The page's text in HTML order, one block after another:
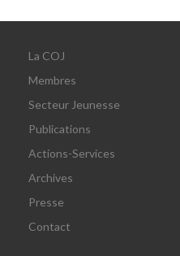
La COJ
Membres
Secteur Jeunesse
Publications
Actions-Services
Archives
Presse
Contact